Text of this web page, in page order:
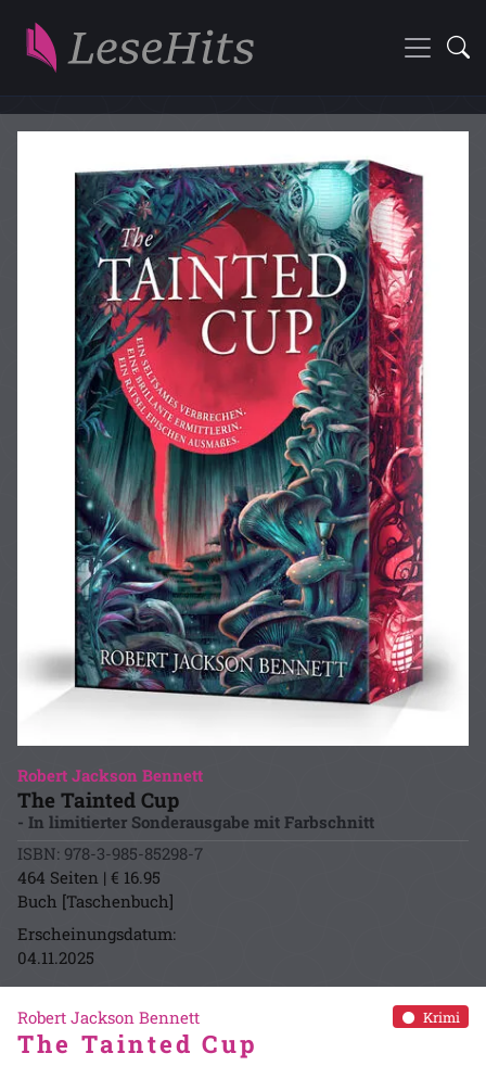
Robert Jackson Bennett
The Tainted Cup
- In limitierter Sonderausgabe mit Farbschnitt
ISBN: 978-3-985-85298-7
464 Seiten | € 16.95
Buch [Taschenbuch]
Erscheinungsdatum:
04.11.2025
Krimi
Robert Jackson Bennett
The Tainted Cup